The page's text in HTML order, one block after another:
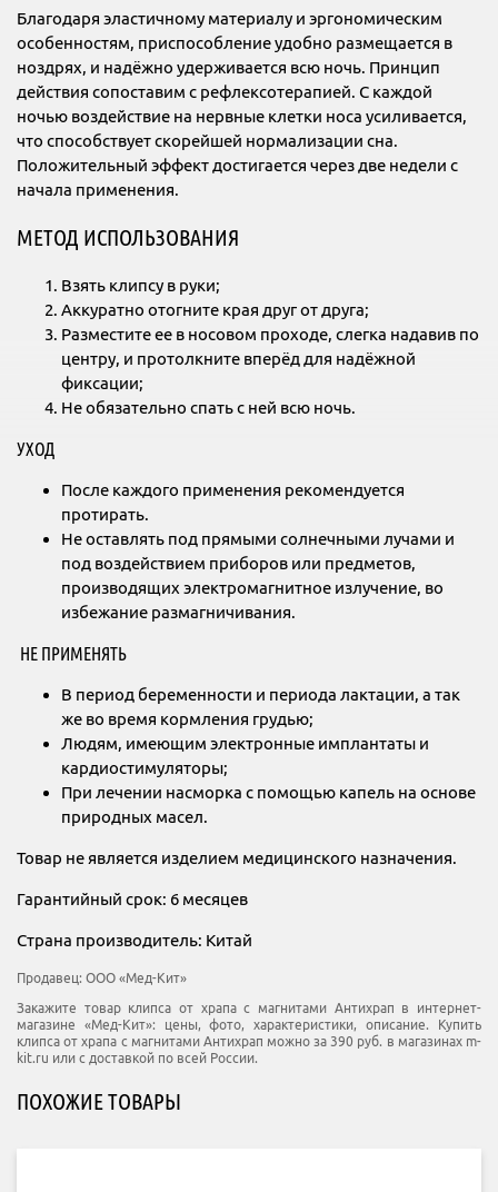
Благодаря эластичному материалу и эргономическим
особенностям, приспособление удобно размещается в
ноздрях, и надёжно удерживается всю ночь. Принцип
действия сопоставим с рефлексотерапией. С каждой
ночью воздействие на нервные клетки носа усиливается,
что способствует скорейшей нормализации сна.
Положительный эффект достигается через две недели с
начала применения.
МЕТОД ИСПОЛЬЗОВАНИЯ
Взять клипсу в руки;
Аккуратно отогните края друг от друга;
Разместите ее в носовом проходе, слегка надавив по
центру, и протолкните вперёд для надёжной
фиксации;
Не обязательно спать с ней всю ночь.
УХОД
После каждого применения рекомендуется
протирать.
Не оставлять под прямыми солнечными лучами и
под воздействием приборов или предметов,
производящих электромагнитное излучение, во
избежание размагничивания.
НЕ ПРИМЕНЯТЬ
В период беременности и периода лактации, а так
же во время кормления грудью;
Людям, имеющим электронные имплантаты и
кардиостимуляторы;
При лечении насморка с помощью капель на основе
природных масел.
Товар не является изделием медицинского назначения.
Гарантийный срок: 6 месяцев
Страна производитель: Китай
Продавец: ООО «Мед-Кит»
Закажите товар клипса от храпа с магнитами Антихрап в интернет-
магазине «Мед-Кит»: цены, фото, характеристики, описание. Купить
клипса от храпа с магнитами Антихрап можно за 390 руб. в магазинах m-
kit.ru или с доставкой по всей России.
ПОХОЖИЕ ТОВАРЫ